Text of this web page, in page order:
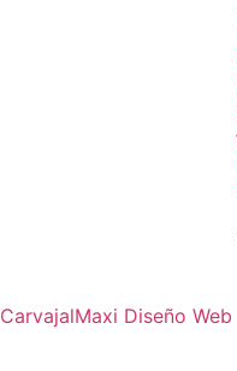
CarvajalMaxi Diseño Web